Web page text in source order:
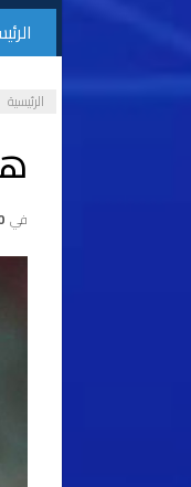
الرئيسية
في 20 -